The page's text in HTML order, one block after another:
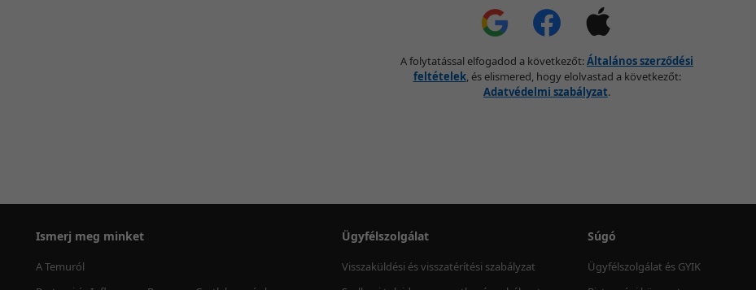
A folytatással elfogadod a következőt:Általános szerződési
feltételek, és elismered, hogy elolvastad a következőt:
Adatvédelmi szabályzat.
Ismerj meg minket
A Temuról
Ügyfélszolgálat
Visszaküldési és visszatérítési szabályzat
Súgó
Ügyfélszolgálat és GYIK